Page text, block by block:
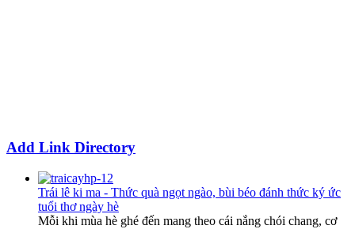
Add Link Directory
Trái lê ki ma - Thức quà ngọt ngào, bùi béo đánh thức ký ức
tuổi thơ ngày hè
Mỗi khi mùa hè ghé đến mang theo cái nắng chói chang, cơ